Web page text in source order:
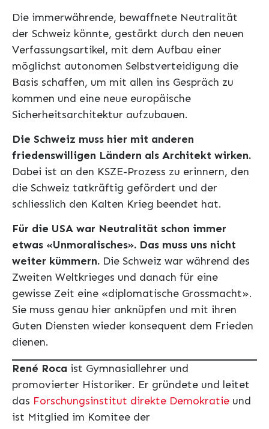
Die immerwährende, bewaffnete Neutralität
der Schweiz könnte, gestärkt durch den neuen
Verfassungsartikel, mit dem Aufbau einer
möglichst autonomen Selbstverteidigung die
Basis schaffen, um mit allen ins Gespräch zu
kommen und eine neue europäische
Sicherheitsarchitektur aufzubauen.
Die Schweiz muss hier mit anderen
friedenswilligen Ländern als Architekt wirken.
Dabei ist an den KSZE-Prozess zu erinnern, den
die Schweiz tatkräftig gefördert und der
schliesslich den Kalten Krieg beendet hat.
Für die USA war Neutralität schon immer
etwas «Unmoralisches». Das muss uns nicht
weiter kümmern. Die Schweiz war während des
Zweiten Weltkrieges und danach für eine
gewisse Zeit eine «diplomatische Grossmacht».
Sie muss genau hier anknüpfen und mit ihren
Guten Diensten wieder konsequent dem Frieden
dienen.
René Roca ist Gymnasiallehrer und
promovierter Historiker. Er gründete und leitet
das Forschungsinstitut direkte Demokratie und
ist Mitglied im Komitee der